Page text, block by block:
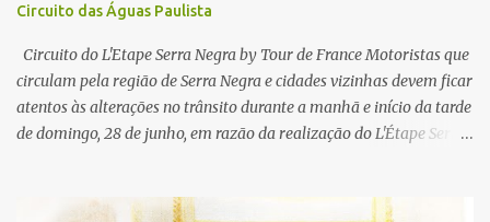
Circuito das Águas Paulista
Circuito do L'Etape Serra Negra by Tour de France Motoristas que
circulam pela região de Serra Negra e cidades vizinhas devem ficar
atentos às alterações no trânsito durante a manhã e início da tarde
de domingo, 28 de junho, em razão da realização do L'Étape Serra
reunirá atletas de diferentes regiões do país e terá percursos